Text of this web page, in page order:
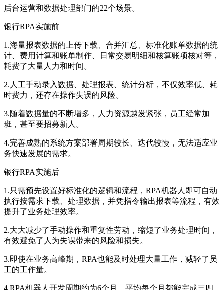
后台运营和数据处理部门的22个场景。
银行RPA实施前
1.海量报表数据的上传下载、合并汇总、标准化账单数据的统
计、费用计算和账单制作、日常交易明细和核算账项核对等，
耗费了大量人力和时间。
2.人工手动录入数据、处理报表、统计分析，不仅效率低、耗
时费力，还存在操作失误的风险。
3.随着数据量的不断增多，人力资源越发紧张，员工经常加
班，甚至要招募新人。
4.完善成熟的系统方案部署周期较长、迭代较慢，无法适应业
务快速发展的需求。
银行RPA实施后
1.只需预先设置好标准化的逻辑和流程，RPA机器人即可自动
执行按需求下载、处理数据，并凭指令输出报表等流程，有效
提升了业务处理效率。
2.大大减少了手动操作和重复性劳动，缩短了业务处理时间，
有效避免了人为失误带来的风险和损失。
3.即使在业务高峰期，RPA也能及时处理大量工作，减轻了员
工的工作量。